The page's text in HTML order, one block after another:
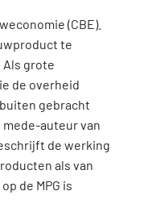
(CBE).
te
Als grote
de overheid
gebracht
mede-auteur van
de werking
als van
de MPG is